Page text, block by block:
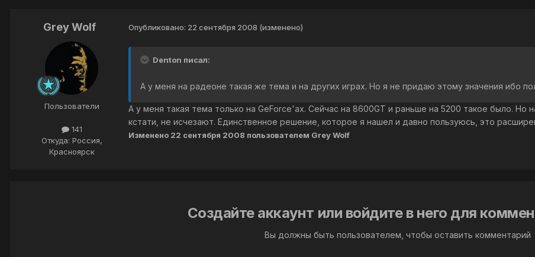
Grey Wolf
Пользователи
141
Откуда: Россия,
Красноярск
Опубликовано: 22 сентября 2008 (изменено)
Denton писал:
А у меня на радеоне такая же тема и на других играх. Но я не придаю этому значения ибо
А у меня такая тема только на GeForce'ах. Сейчас на 8600GT и раньше на 5200 такое было. Но
кстати, не исчезают. Единственное решение, которое я нашел и давно пользуюсь, это
Изменено 22 сентября 2008 пользователем Grey Wolf
Создайте аккаунт или войдите в него для
Вы должны быть пользователем, чтобы оставить комментарий